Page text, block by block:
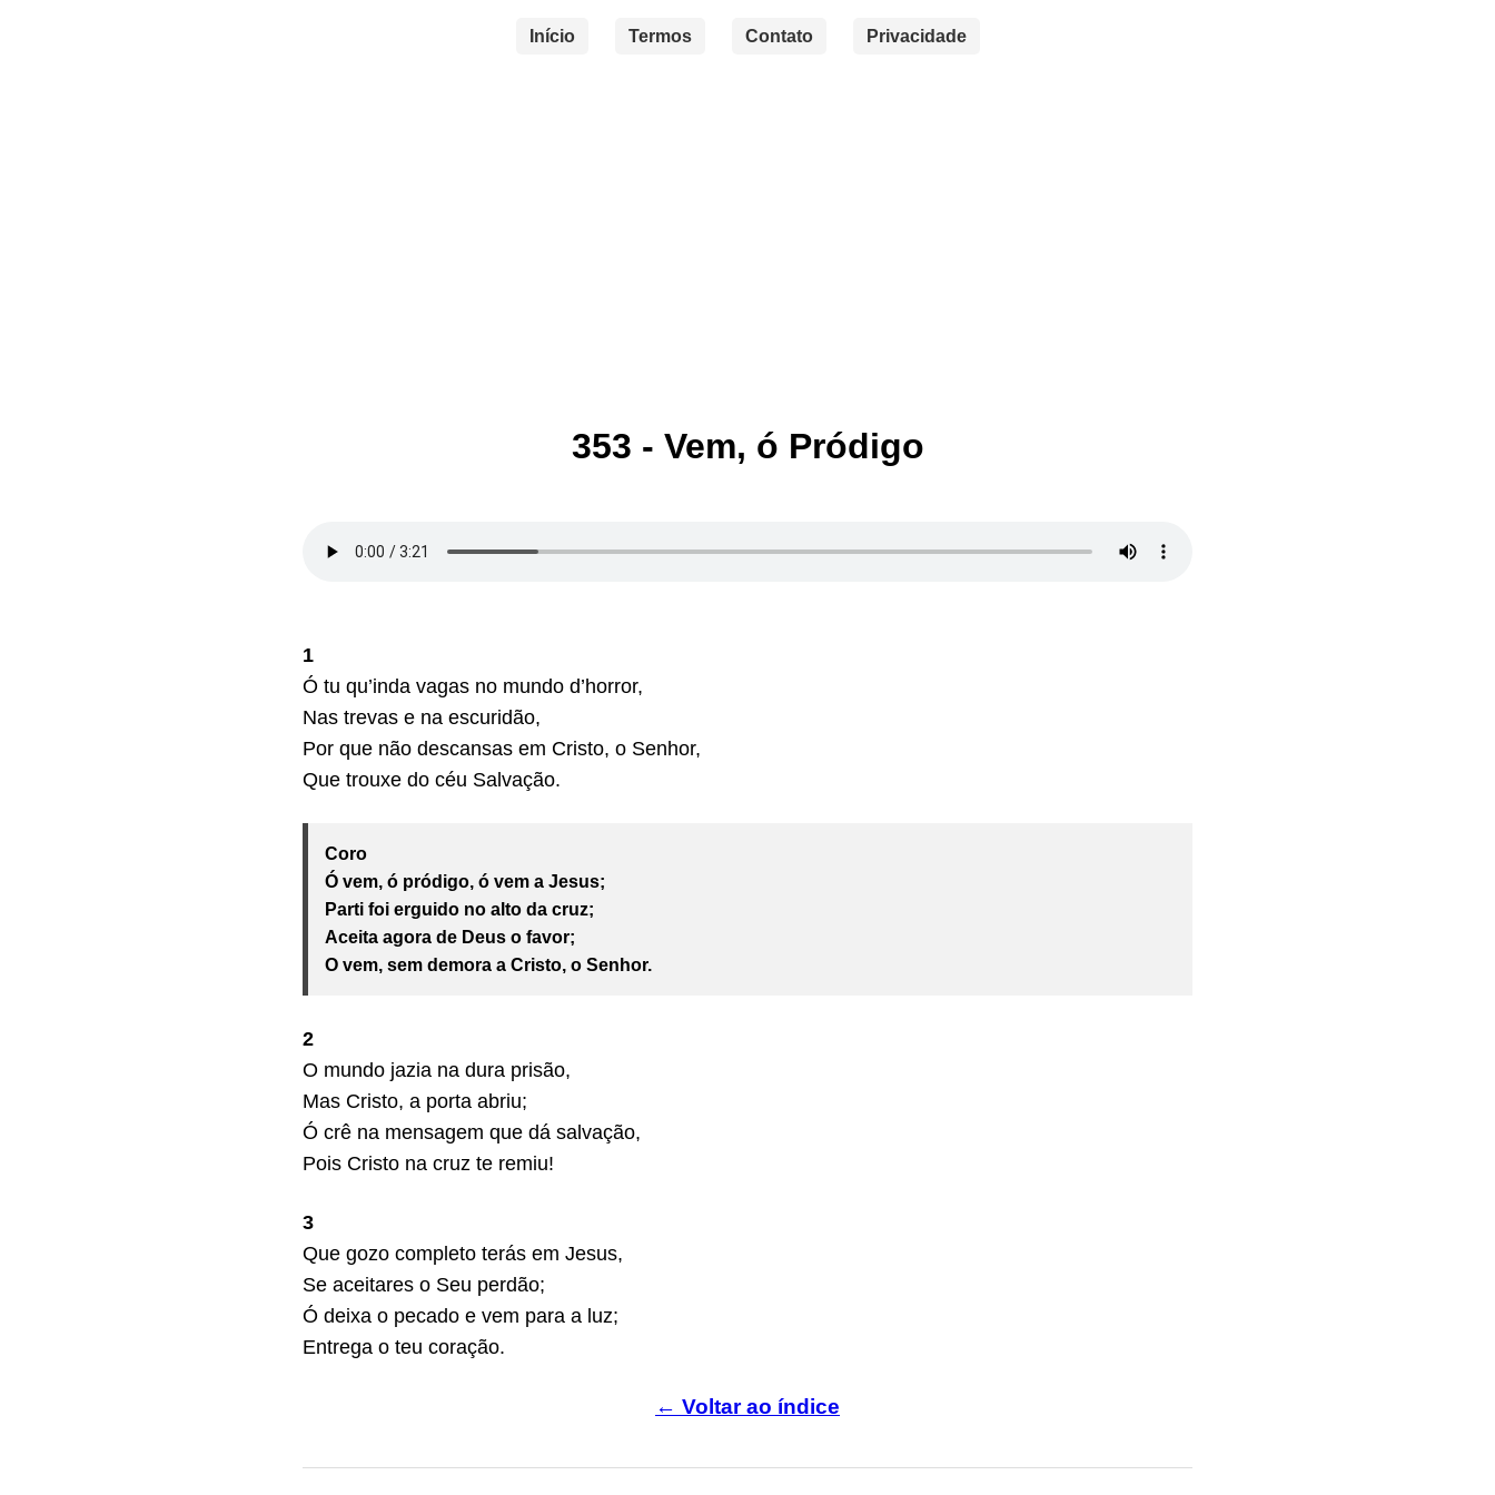
Início Termos Contato Privacidade
353 - Vem, ó Pródigo
1
Ó tu qu’inda vagas no mundo d’horror,
Nas trevas e na escuridão,
Por que não descansas em Cristo, o Senhor,
Que trouxe do céu Salvação.
Coro
Ó vem, ó pródigo, ó vem a Jesus;
Parti foi erguido no alto da cruz;
Aceita agora de Deus o favor;
O vem, sem demora a Cristo, o Senhor.
2
O mundo jazia na dura prisão,
Mas Cristo, a porta abriu;
Ó crê na mensagem que dá salvação,
Pois Cristo na cruz te remiu!
3
Que gozo completo terás em Jesus,
Se aceitares o Seu perdão;
Ó deixa o pecado e vem para a luz;
Entrega o teu coração.
← Voltar ao índice